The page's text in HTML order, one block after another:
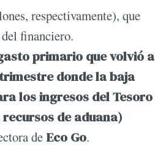
respectivamente), que
financiero.
primario que volvió a
donde la baja
los ingresos del Tesoro
de aduana)
de Eco Go.